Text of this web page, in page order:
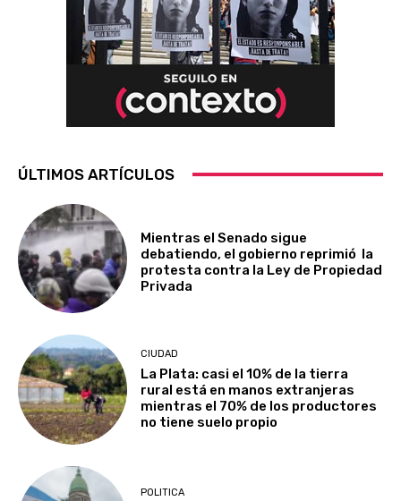
ÚLTIMOS ARTÍCULOS
Mientras el Senado sigue
debatiendo, el gobierno reprimió la
protesta contra la Ley de Propiedad
Privada
CIUDAD
La Plata: casi el 10% de la tierra
rural está en manos extranjeras
mientras el 70% de los productores
no tiene suelo propio
POLITICA